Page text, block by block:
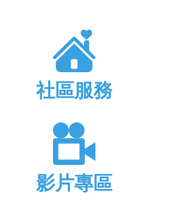
社區服務
影片專區